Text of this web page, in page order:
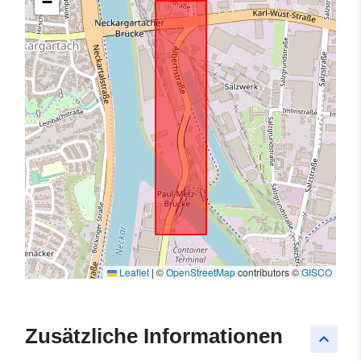
Leaflet | ©OpenStreetMapcontributors ©GISCO
keyboard_arrow_up
Zusätzliche Informationen